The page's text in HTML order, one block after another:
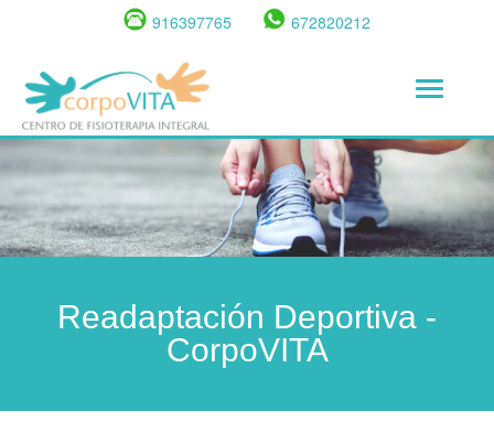
contenido
principal
916397765 672820212
Toggle
Readaptación Deportiva -
CorpoVITA